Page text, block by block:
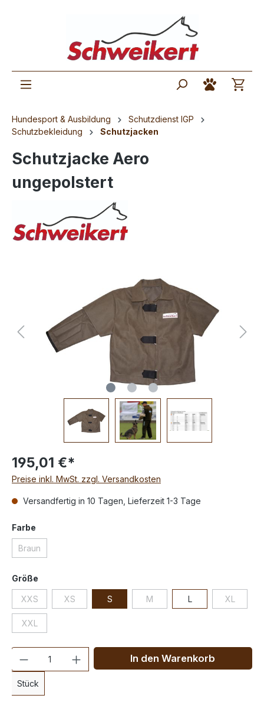
Hundesport & Ausbildung
Schutzdienst IGP
Schutzbekleidung
Schutzjacken
Schutzjacke Aero
ungepolstert
195,01 €*
Preise inkl. MwSt. zzgl. Versandkosten
Versandfertig in 10 Tagen, Lieferzeit 1-3 Tage
Farbe
Braun
Größe
XXS XS S M L XL
XXL
Anzahl
Stück
In den Warenkorb